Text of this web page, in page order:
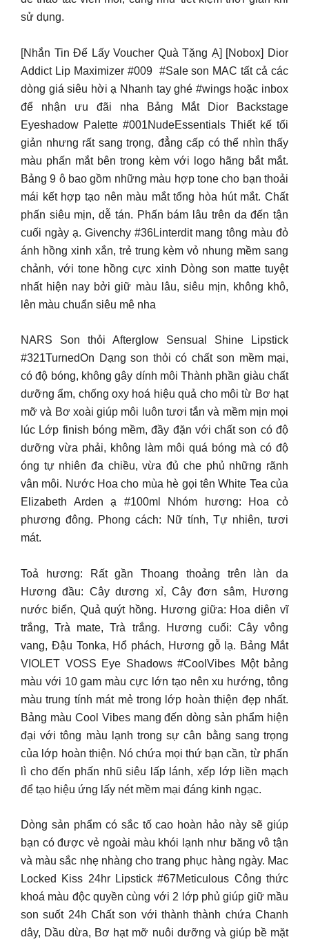
sử dụng.
[Nhắn Tin Để Lấy Voucher Quà Tặng Ạ] [Nobox] Dior
Addict Lip Maximizer #009 #Sale son MAC tất cả các
dòng giá siêu hời ạ Nhanh tay ghé #wings hoặc inbox
để nhận ưu đãi nha Bảng Mắt Dior Backstage
Eyeshadow Palette #001NudeEssentials Thiết kế tối
giản nhưng rất sang trọng, đẳng cấp có thể nhìn thấy
màu phấn mắt bên trong kèm với logo hãng bắt mắt.
Bảng 9 ô bao gồm những màu hợp tone cho bạn thoải
mái kết hợp tạo nên màu mắt tổng hòa hút mắt. Chất
phấn siêu mịn, dễ tán. Phấn bám lâu trên da đến tận
cuối ngày ạ. Givenchy #36Linterdit mang tông màu đỏ
ánh hồng xinh xắn, trẻ trung kèm vỏ nhung mềm sang
chảnh, với tone hồng cực xinh Dòng son matte tuyệt
nhất hiện nay bởi giữ màu lâu, siêu mịn, không khô,
lên màu chuẩn siêu mê nha
NARS Son thỏi Afterglow Sensual Shine Lipstick
#321TurnedOn Dạng son thỏi có chất son mềm mại,
có độ bóng, không gây dính môi Thành phần giàu chất
dưỡng ẩm, chống oxy hoá hiệu quả cho môi từ Bơ hạt
mỡ và Bơ xoài giúp môi luôn tươi tắn và mềm mịn mọi
lúc Lớp finish bóng mềm, đầy đặn với chất son có độ
dưỡng vừa phải, không làm môi quá bóng mà có độ
óng tự nhiên đa chiều, vừa đủ che phủ những rãnh
vân môi. Nước Hoa cho mùa hè gọi tên White Tea của
Elizabeth Arden ạ #100ml Nhóm hương: Hoa cỏ
phương đông. Phong cách: Nữ tính, Tự nhiên, tươi
mát.
Toả hương: Rất gần Thoang thoảng trên làn da
Hương đầu: Cây dương xỉ, Cây đơn sâm, Hương
nước biển, Quả quýt hồng. Hương giữa: Hoa diên vĩ
trắng, Trà mate, Trà trắng. Hương cuối: Cây vông
vang, Đậu Tonka, Hổ phách, Hương gỗ lạ. Bảng Mắt
VIOLET VOSS Eye Shadows #CoolVibes Một bảng
màu với 10 gam màu cực lớn tạo nên xu hướng, tông
màu trung tính mát mẻ trong lớp hoàn thiện đẹp nhất.
Bảng màu Cool Vibes mang đến dòng sản phẩm hiện
đại với tông màu lạnh trong sự cân bằng sang trọng
của lớp hoàn thiện. Nó chứa mọi thứ bạn cần, từ phấn
lì cho đến phấn nhũ siêu lấp lánh, xếp lớp liền mạch
để tạo hiệu ứng lấy nét mềm mại đáng kinh ngạc.
Dòng sản phẩm có sắc tố cao hoàn hảo này sẽ giúp
bạn có được vẻ ngoài màu khói lạnh như băng vô tận
và màu sắc nhẹ nhàng cho trang phục hàng ngày. Mac
Locked Kiss 24hr Lipstick #67Meticulous Công thức
khoá màu độc quyền cùng với 2 lớp phủ giúp giữ mầu
son suốt 24h Chất son với thành thành chứa Chanh
dây, Dầu dừa, Bơ hạt mỡ nuôi dưỡng và giúp bề mặt